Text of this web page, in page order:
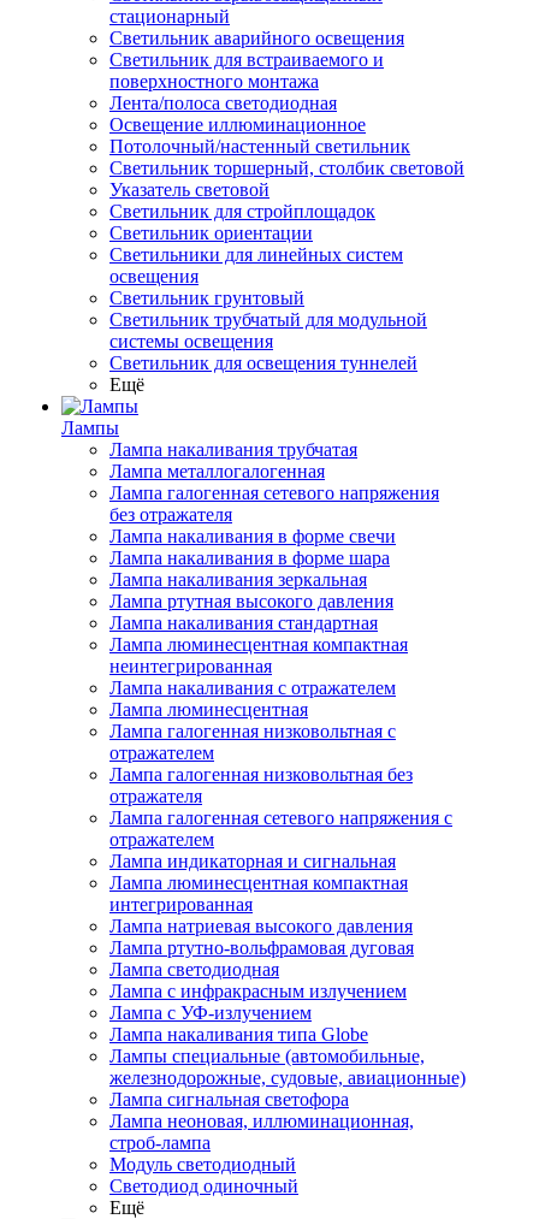
стационарный
Светильник аварийного освещения
Светильник для встраиваемого и
поверхностного монтажа
Лента/полоса светодиодная
Освещение иллюминационное
Потолочный/настенный светильник
Светильник торшерный, столбик световой
Указатель световой
Светильник для стройплощадок
Светильник ориентации
Светильники для линейных систем
освещения
Светильник грунтовый
Светильник трубчатый для модульной
системы освещения
Светильник для освещения туннелей
Ещё
Лампы
Лампа накаливания трубчатая
Лампа металлогалогенная
Лампа галогенная сетевого напряжения
без отражателя
Лампа накаливания в форме свечи
Лампа накаливания в форме шара
Лампа накаливания зеркальная
Лампа ртутная высокого давления
Лампа накаливания стандартная
Лампа люминесцентная компактная
неинтегрированная
Лампа накаливания с отражателем
Лампа люминесцентная
Лампа галогенная низковольтная с
отражателем
Лампа галогенная низковольтная без
отражателя
Лампа галогенная сетевого напряжения с
отражателем
Лампа индикаторная и сигнальная
Лампа люминесцентная компактная
интегрированная
Лампа натриевая высокого давления
Лампа ртутно-вольфрамовая дуговая
Лампа светодиодная
Лампа с инфракрасным излучением
Лампа с УФ-излучением
Лампа накаливания типа Globe
Лампы специальные (автомобильные,
железнодорожные, судовые, авиационные)
Лампа сигнальная светофора
Лампа неоновая, иллюминационная,
строб-лампа
Модуль светодиодный
Светодиод одиночный
Ещё